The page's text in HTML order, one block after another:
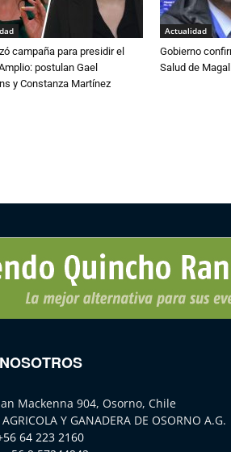
campaña para presidir el
postulan Gael
y Constanza Martínez
Actualidad
Gobierno
Salud de
Mackenna 904, Osorno, Chile
Y GANADERA DE OSORNO A.G.
64 223 2160